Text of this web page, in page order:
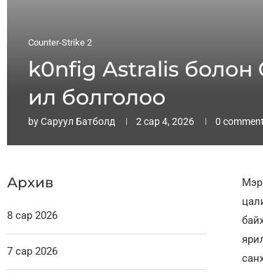
Counter-Strike 2
k0nfig Astralis болон
ил болголоо
byСаруул Батболд 2 сар 4, 2026 0
Архив
8 сар 2026
7 сар 2026